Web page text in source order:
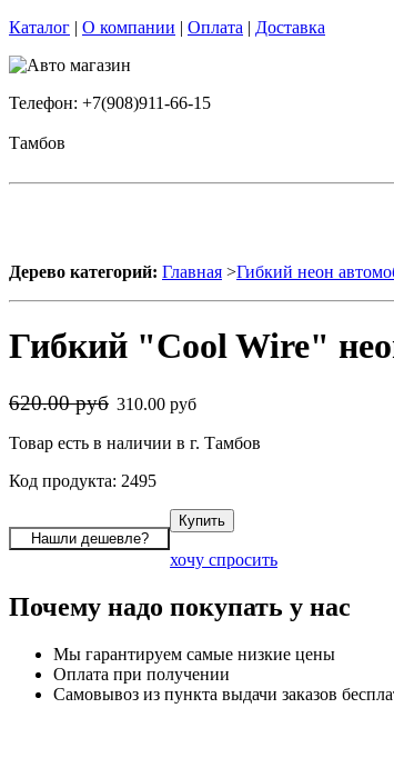
Каталог | О компании | Оплата | Доставка
Телефон: +7(908)911-66-15
Тамбов
Дерево категорий: Главная >Гибкий неон
Гибкий "Cool Wire"
620.00 руб 310.00 руб
Товар есть в наличии в г. Тамбов
Код продукта: 2495
хочу спросить
Почему надо покупать у нас
Мы гарантируем самые низкие цены
Оплата при получении
Самовывоз из пункта выдачи заказов